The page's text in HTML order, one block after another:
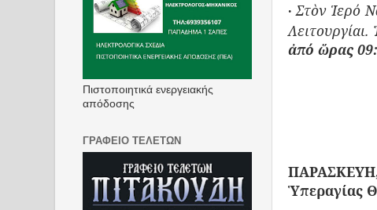
· Στὸν Ἱερό
Λειτουργίαι.
ἀπό ὥρας
ΠΑΡΑΣΚΕΥΗ,
Ὑπεραγίας
Πιστοποιητικά ενεργειακής
απόδοσης
ΓΡΑΦΕΙΟ ΤΕΛΕΤΩΝ